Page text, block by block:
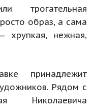
трогательная
образ, а сама
нежная,
принадлежит
Рядом с
Николаевича